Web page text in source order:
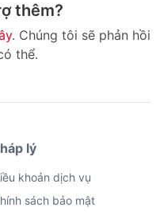
thêm?
. Chúng tôi sẽ phản hồi
thể.
lý
khoản dịch vụ
sách bảo mật